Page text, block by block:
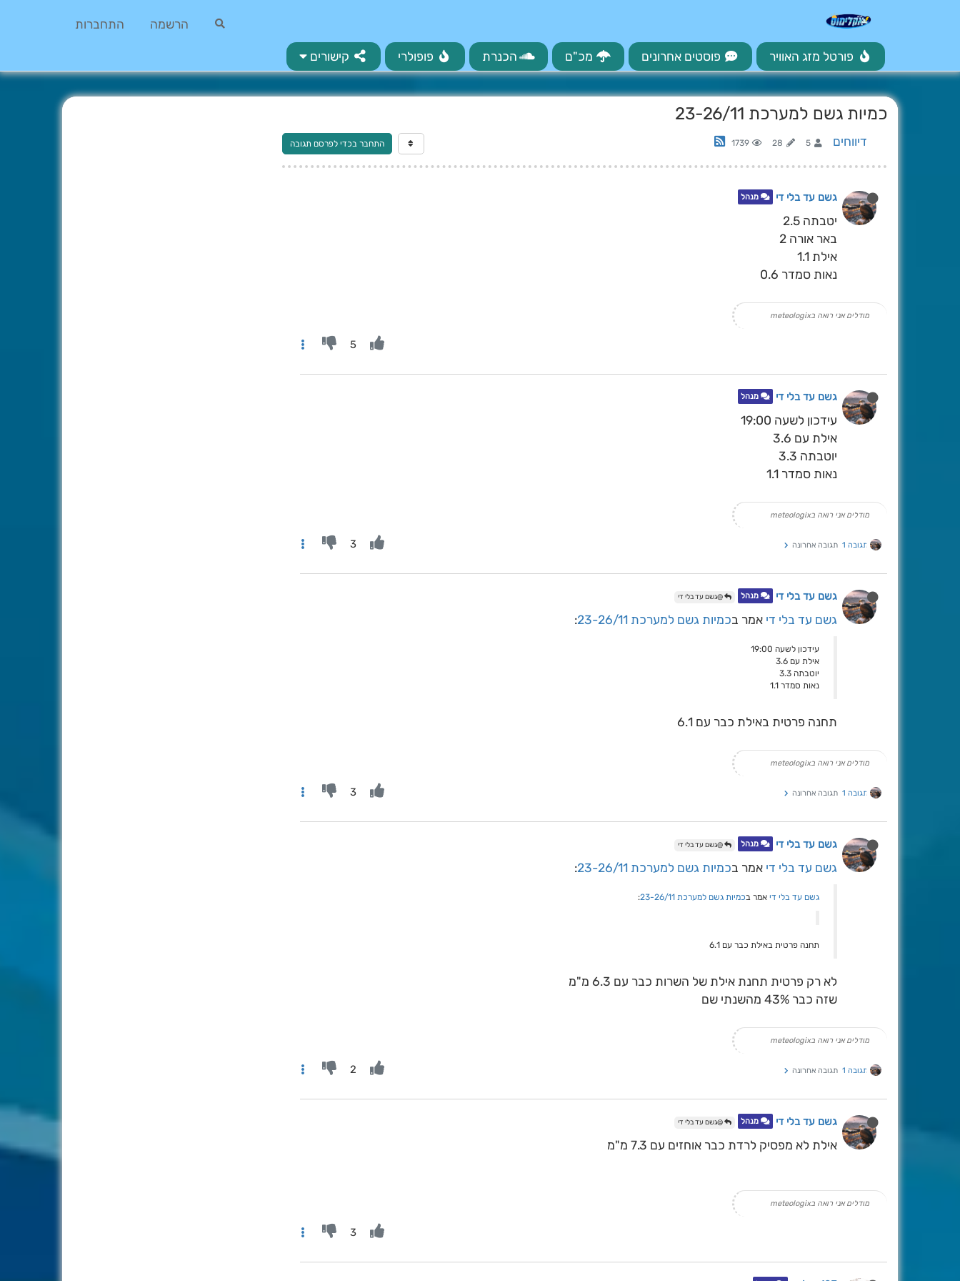
הרשמה התחברות
פורטל מזג האוויר פוסטים אחרונים מכ"ם הכנרת פופולרי קישורים
כמיות גשם למערכת 23-26/11
דיווחים 5
28
1739 התחבר בכדי לפרסם תגובה
גשם עד בלי די מנהל
יטבתה 2.5
באר אורה 2
אילת 1.1
נאות סמדר 0.6
מודלים אני רואה בmeteologix
5
גשם עד בלי די מנהל
עידכון לשעה 19:00
אילת עם 3.6
יוטבתה 3.3
נאות סמדר 1.1
מודלים אני רואה בmeteologix
תגובה 1 תגובה אחרונה 3
גשם עד בלי די מנהל @גשם עד בלי די
גשם עד בלי די אמר בכמיות גשם למערכת 23-26/11 :
עידכון לשעה 19:00
אילת עם 3.6
יוטבתה 3.3
נאות סמדר 1.1
תחנה פרטית באילת כבר עם 6.1
מודלים אני רואה בmeteologix
תגובה 1 תגובה אחרונה 3
גשם עד בלי די מנהל @גשם עד בלי די
גשם עד בלי די אמר בכמיות גשם למערכת 23-26/11 :
גשם עד בלי די אמר בכמיות גשם למערכת 23-26/11 :
תחנה פרטית באילת כבר עם 6.1
לא רק פרטית תחנת אילת של השרות כבר עם 6.3 מ"מ
שזה כבר 43% מהשנתי שם
מודלים אני רואה בmeteologix
תגובה 1 תגובה אחרונה 2
גשם עד בלי די מנהל @גשם עד בלי די
אילת לא מפסיק לרדת כבר אוחזים עם 7.3 מ"מ
מודלים אני רואה בmeteologix
3